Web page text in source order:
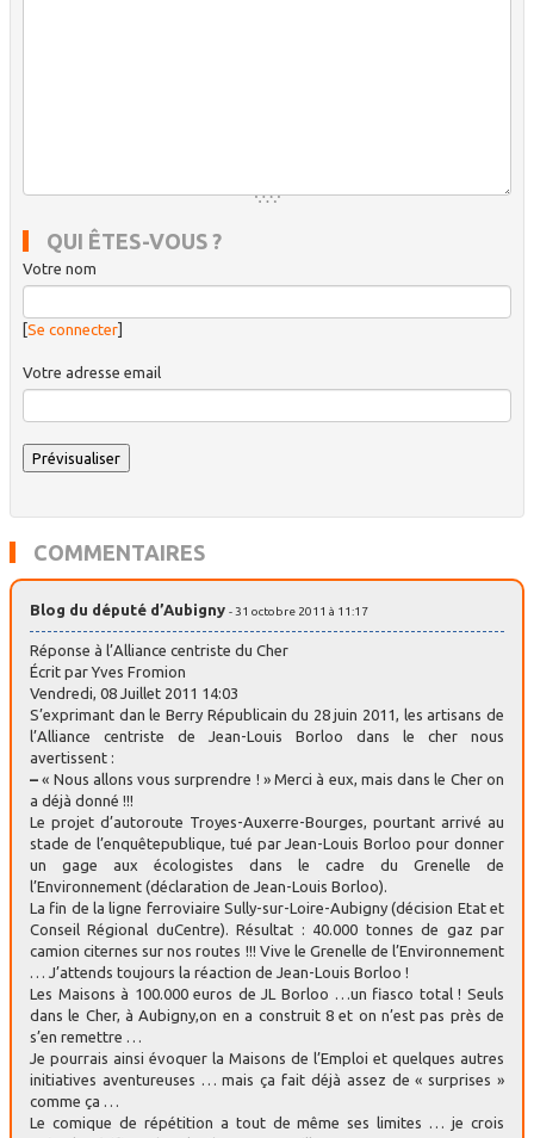
QUI ÊTES-VOUS ?
Votre nom
Se connecter]
Votre adresse email
COMMENTAIRES
Blog du député d’Aubigny - 31 octobre 2011 à 11:17
Réponse à l’Alliance centriste du Cher
Écrit par Yves Fromion
Vendredi, 08 Juillet 2011 14:03
S’exprimant dan le Berry Républicain du 28 juin 2011, les artisans de
l’Alliance centriste de Jean-Louis Borloo dans le cher nous
avertissent :
– « Nous allons vous surprendre ! » Merci à eux, mais dans le Cher on
a déjà donné !!!
Le projet d’autoroute Troyes-Auxerre-Bourges, pourtant arrivé au
stade de l’enquêtepublique, tué par Jean-Louis Borloo pour donner
un gage aux écologistes dans le cadre du Grenelle de
l’Environnement (déclaration de Jean-Louis Borloo).
La fin de la ligne ferroviaire Sully-sur-Loire-Aubigny (décision Etat et
Conseil Régional duCentre). Résultat : 40.000 tonnes de gaz par
camion citernes sur nos routes !!! Vive le Grenelle de l’Environnement
… J’attends toujours la réaction de Jean-Louis Borloo !
Les Maisons à 100.000 euros de JL Borloo …un fiasco total ! Seuls
dans le Cher, à Aubigny,on en a construit 8 et on n’est pas près de
s’en remettre …
Je pourrais ainsi évoquer la Maisons de l’Emploi et quelques autres
initiatives aventureuses … mais ça fait déjà assez de « surprises »
comme ça …
Le comique de répétition a tout de même ses limites … je crois